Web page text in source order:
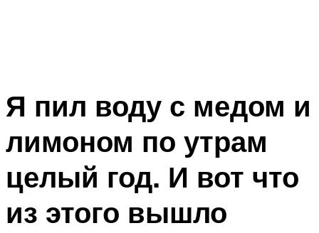
Я пил воду с медом и
лимоном по утрам
целый год. И вот что
из этого вышло